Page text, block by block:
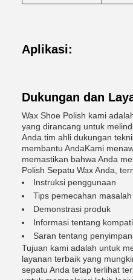
Aplikasi:
Dukungan dan
Wax Shoe Polish kami
yang dirancang untuk
Anda.tim ahli dukungan
membantu AndaKami
memastikan bahwa Anda
Polish Sepatu Wax Anda,
Instruksi penggunaan
Tips pemecahan masalah
Demonstrasi produk
Informasi tentang
Saran tentang
Tujuan kami adalah untuk
layanan terbaik yang
sepatu Anda tetap terlihat